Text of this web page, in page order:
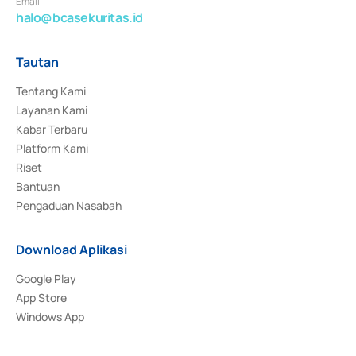
halo@bcasekuritas.id
Tautan
Tentang Kami
Layanan Kami
Kabar Terbaru
Platform Kami
Riset
Bantuan
Pengaduan Nasabah
Download Aplikasi
Google Play
App Store
Windows App